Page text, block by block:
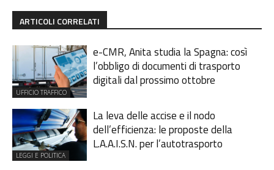
ARTICOLI CORRELATI
UFFICIO TRAFFICO
e-CMR, Anita studia la Spagna: così
l’obbligo di documenti di trasporto
digitali dal prossimo ottobre
LEGGI E POLITICA
La leva delle accise e il nodo
dell’efficienza: le proposte della
L.A.A.I.S.N. per l’autotrasporto